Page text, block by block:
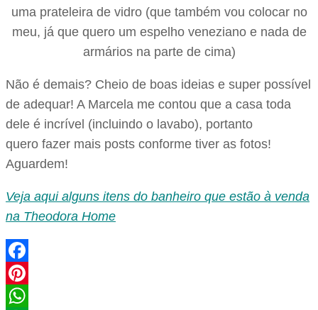
uma prateleira de vidro (que também vou colocar no
meu, já que quero um espelho veneziano e nada de
armários na parte de cima)
Não é demais? Cheio de boas ideias e super possível
de adequar! A Marcela me contou que a casa toda
dele é incrível (incluindo o lavabo), portanto
quero fazer mais posts conforme tiver as fotos!
Aguardem!
Veja aqui alguns itens do banheiro que estão à venda
na Theodora Home
Facebook
Pinterest